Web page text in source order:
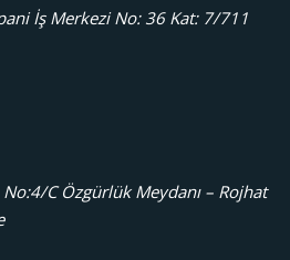
İş Merkezi No: 36 Kat: 7/711
C Özgürlük Meydanı – Rojhat